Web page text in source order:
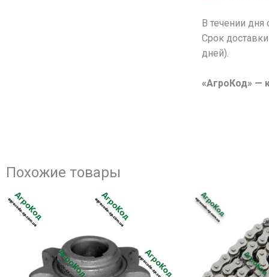
В течении
Срок
дней).
«АгроКод» —
Похожие товары